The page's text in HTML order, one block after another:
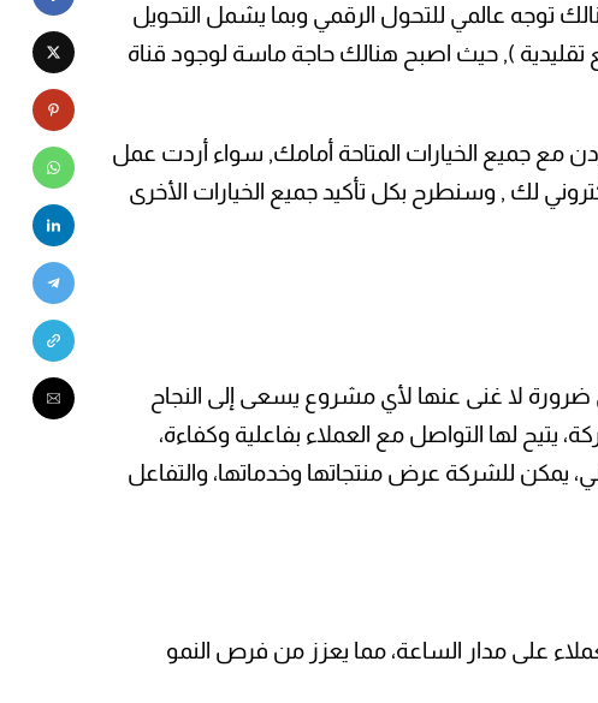
توجه عالمي للتحول الرقمي وبما يشمل التحويل
تقليدية ), حيث اصبح هنالك حاجة ماسة لوجود قناة
مع جميع الخيارات المتاحة أمامك, سواء أردت عمل
لك , وسنطرح بكل تأكيد جميع الخيارات الأخرى
لا غنى عنها لأي مشروع يسعى إلى النجاح
يتيح لها التواصل مع العملاء بفاعلية وكفاءة،
يمكن للشركة عرض منتجاتها وخدماتها، والتفاعل
على مدار الساعة، مما يعزز من فرص النمو